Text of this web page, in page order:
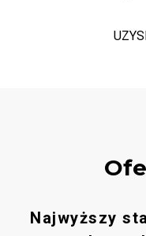
Najwyższy